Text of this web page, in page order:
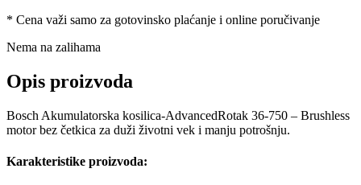
* Cena važi samo za gotovinsko plaćanje i online poručivanje
Nema na zalihama
Opis proizvoda
Bosch Akumulatorska kosilica-AdvancedRotak 36-750 – Brushless
motor bez četkica za duži životni vek i manju potrošnju.
Karakteristike proizvoda: